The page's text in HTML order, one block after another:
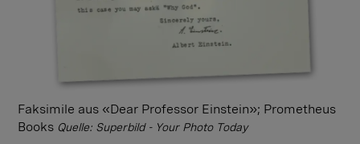
Faksimile aus «Dear Professor Einstein»; Prometheus
Books Quelle: Superbild - Your Photo Today